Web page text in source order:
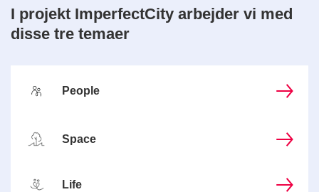
I projekt ImperfectCity arbejder vi med
disse tre temaer
People
Space
Life